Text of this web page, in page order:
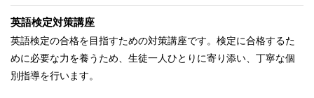
英語検定対策講座
英語検定の合格を目指すための対策講座です。検定に合格するた
めに必要な力を養うため、生徒一人ひとりに寄り添い、丁寧な個
別指導を行います。